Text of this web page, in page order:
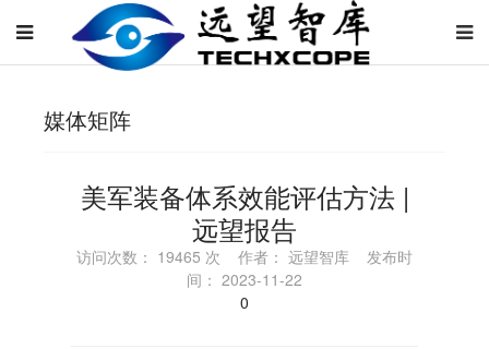
媒体矩阵
美军装备体系效能评估方法 |
远望报告
访问次数： 19465 次 作者： 远望智库 发布时
间： 2023-11-22
0